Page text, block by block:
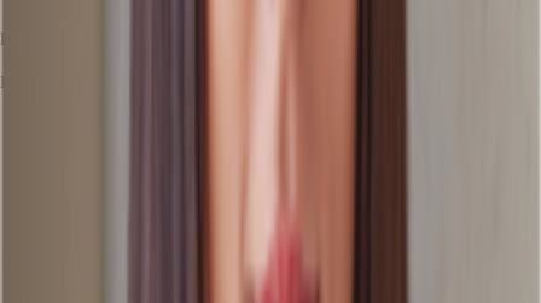
Luisa Schwalbe
Ihr Kontakt